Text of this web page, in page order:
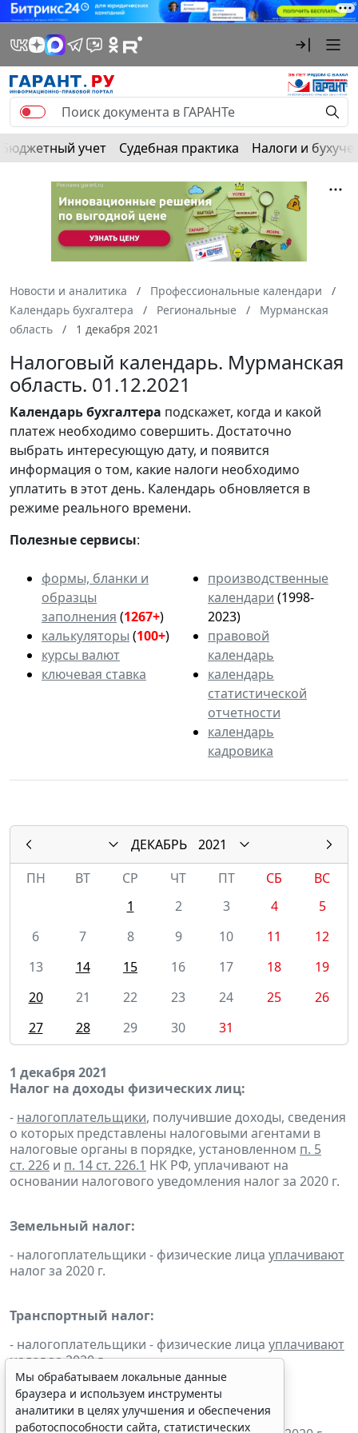
Бюджетный учет Судебная практика Налоги и
Новости и аналитика
Профессиональные календари
Календарь бухгалтера
Региональные
Мурманская
область
1 декабря 2021
Налоговый календарь. Мурманская
область. 01.12.2021
Календарьбухгалтера подскажет, когда и какой
платеж необходимо совершить. Достаточно
выбрать интересующую дату, и появится
информация о том, какие налоги необходимо
уплатить в этот день. Календарь обновляется в
режиме реального времени.
Полезные сервисы:
формы, бланки и
образцы
заполнения (1267+)
калькуляторы (100+)
курсы валют
ключевая ставка
производственные
календари (1998-
2023)
правовой
календарь
календарь
статистической
отчетности
календарь
кадровика
ДЕКАБРЬ
2021
ПН
ВТ СР ЧТ ПТ СБ
ВС
1
2 3 4
5
6
7 8 9 10 11
12
13
14 15 16 17 18
19
20
21 22 23 24 25
26
27
28 29 30 31
1 декабря 2021
Налог на доходы физических лиц:
- налогоплательщики, получившие доходы, сведения
о которых представлены налоговыми агентами в
налоговые органы в порядке, установленном п. 5
ст. 226 и п. 14 ст. 226.1 НК РФ, уплачивают на
основании налогового уведомления налог за 2020 г.
Земельный налог:
- налогоплательщики - физические лица уплачивают
налог за 2020 г.
Транспортный налог:
- налогоплательщики - физические лица уплачивают
налог за 2020 г.
Налог на имущество физических лиц:
Мы обрабатываем локальные данные
браузера и используем инструменты
аналитики в целях улучшения и обеспечения
работоспособности сайта, статистических